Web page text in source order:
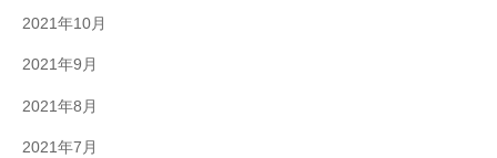
2021年10月
2021年9月
2021年8月
2021年7月